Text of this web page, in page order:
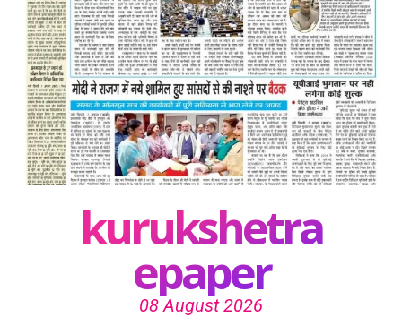
kurukshetra
epaper
08 August 2026